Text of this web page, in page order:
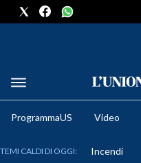
METEO
ProgrammaUS Video
TEMI CALDI DI OGGI: Incendi